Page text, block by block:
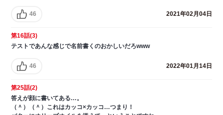
46 2021年02月04日
第16話(3)
テストであんな感じで名前書くのおかしいだろwww
46 2022年01月14日
第25話(2)
答えが顔に書いてある…。
（＾）（＾）これはカッコ×カッコ…つまり！